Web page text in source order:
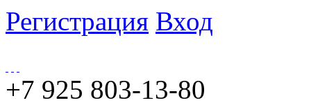
Регистрация Вход
+7 925 803-13-80